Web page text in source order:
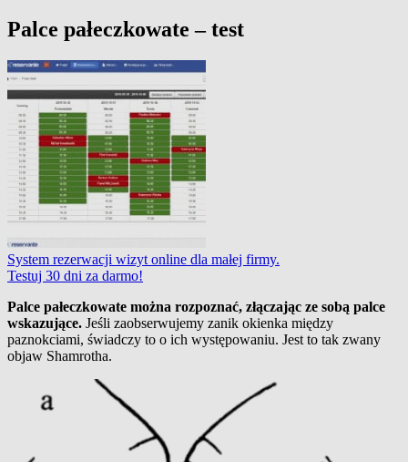
Palce pałeczkowate – test
System rezerwacji wizyt online dla małej firmy.
Testuj 30 dni za darmo!
Palce pałeczkowate można rozpoznać, złączając ze sobą palce
wskazujące. Jeśli zaobserwujemy zanik okienka między
paznokciami, świadczy to o ich występowaniu. Jest to tak zwany
objaw Shamrotha.